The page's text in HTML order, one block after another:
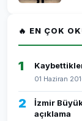
🔥 EN ÇOK
1
01 Haziran
2
İzmir
açıklama